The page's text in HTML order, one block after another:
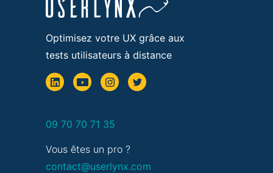
Optimisez votre UX grâce aux
tests utilisateurs à distance
09 70 70 71 35
Vous êtes un pro ?
contact@userlynx.com